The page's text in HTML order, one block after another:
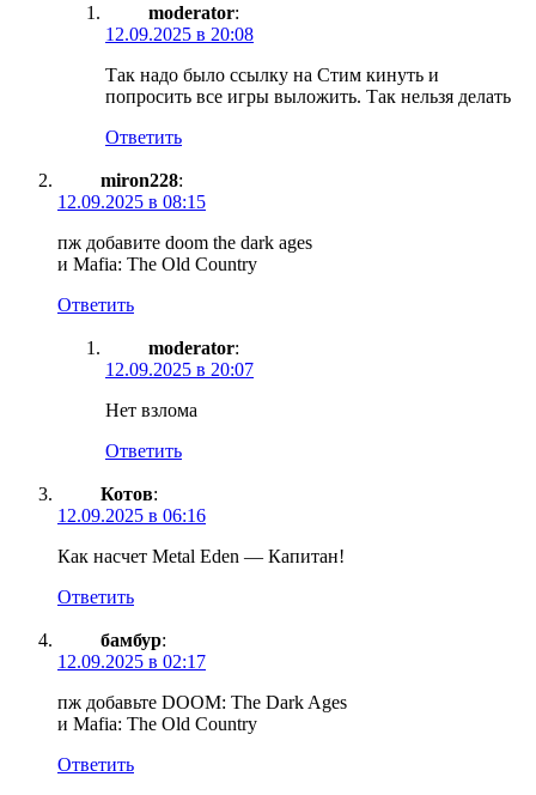
moderator:
12.09.2025 в 20:08
Так надо было ссылку на Стим кинуть и
попросить все игры выложить. Так нельзя делать
Ответить
miron228:
12.09.2025 в 08:15
пж добавите doom the dark ages
и Mafia: The Old Country
Ответить
moderator:
12.09.2025 в 20:07
Нет взлома
Ответить
Котов:
12.09.2025 в 06:16
Как насчет Metal Eden — Капитан!
Ответить
бамбур:
12.09.2025 в 02:17
пж добавьте DOOM: The Dark Ages
и Mafia: The Old Country
Ответить